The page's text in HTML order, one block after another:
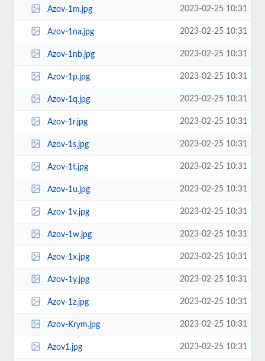
Azov-1m.jpg 2023-02-25 10:31
Azov-1na.jpg 2023-02-25 10:31
Azov-1nb.jpg 2023-02-25 10:31
Azov-1p.jpg 2023-02-25 10:31
Azov-1q.jpg 2023-02-25 10:31
Azov-1r.jpg 2023-02-25 10:31
Azov-1s.jpg 2023-02-25 10:31
Azov-1t.jpg 2023-02-25 10:31
Azov-1u.jpg 2023-02-25 10:31
Azov-1v.jpg 2023-02-25 10:31
Azov-1w.jpg 2023-02-25 10:31
Azov-1x.jpg 2023-02-25 10:31
Azov-1y.jpg 2023-02-25 10:31
Azov-1z.jpg 2023-02-25 10:31
Azov-Krym.jpg 2023-02-25 10:31
Azov1.jpg 2023-02-25 10:31